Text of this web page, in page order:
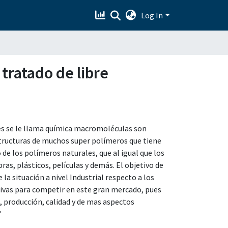
Log In
de libre
se le llama química macromoléculas son
de muchos super polímeros que tiene
los polímeros naturales, que al igual que los
plásticos, películas y demás. El objetivo de
situación a nivel Industrial respecto a los
para competir en este gran mercado, pues
calidad y de mas aspectos